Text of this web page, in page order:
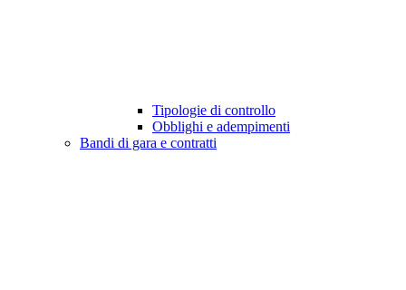
Tipologie di controllo
Obblighi e adempimenti
Bandi di gara e contratti